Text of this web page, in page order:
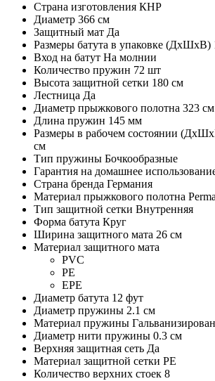
Страна изготовления КНР
Диаметр 366 см
Защитный мат Да
Размеры батута в упаковке (ДхШхВ)
Вход на батут На молнии
Количество пружин 72 шт
Высота защитной сетки 180 см
Лестница Да
Диаметр прыжкового полотна 323 см
Длина пружин 145 мм
Размеры в рабочем состоянии
см
Тип пружины Бочкообразные
Гарантия на домашнее
Страна бренда Германия
Материал прыжкового полотна
Тип защитной сетки Внутренняя
Форма батута Круг
Ширина защитного мата 26 см
Материал защитного мата
PVC
PE
EPE
Диаметр батута 12 фут
Диаметр пружины 2.1 см
Материал пружины
Диаметр нити пружины 0.3 см
Верхняя защитная сеть Да
Материал защитной сетки PE
Количество верхних стоек 8